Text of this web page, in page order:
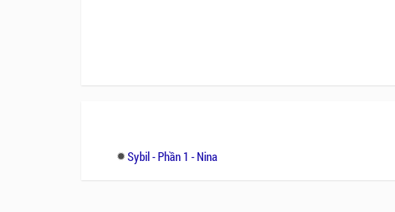
Sybil - Phần 1 - Nina